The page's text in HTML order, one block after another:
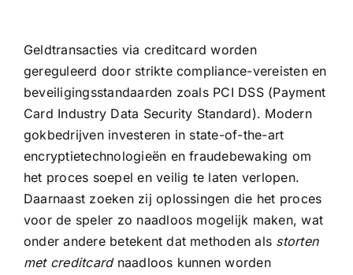
Geldtransacties via creditcard worden
gereguleerd door strikte compliance-vereisten en
beveiligingsstandaarden zoals PCI DSS (Payment
Card Industry Data Security Standard). Modern
gokbedrijven investeren in state-of-the-art
encryptietechnologieën en fraudebewaking om
het proces soepel en veilig te laten verlopen.
Daarnaast zoeken zij oplossingen die het proces
voor de speler zo naadloos mogelijk maken, wat
onder andere betekent dat methoden als storten
met creditcardnaadloos kunnen worden